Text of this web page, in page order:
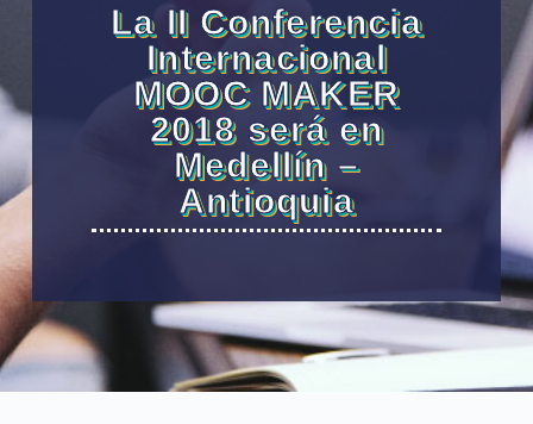
La II Conferencia
Internacional
MOOC MAKER
2018 será en
Medellín –
Antioquia